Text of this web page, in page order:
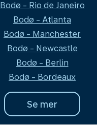
Bodø - Rio de Janeiro
Bodø - Atlanta
Bodø - Manchester
Bodø - Newcastle
Bodø - Berlin
Bodø - Bordeaux
Se mer